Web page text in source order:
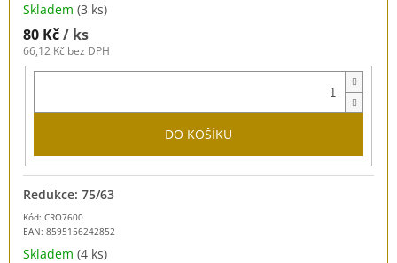
Skladem (3 ks)
80 Kč/ ks
66,12 Kč bez DPH
DO KOŠÍKU
Kód: CRO7600
EAN: 8595156242852
Redukce: 75/63
Skladem (4 ks)